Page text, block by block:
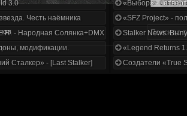
3.0
Честь наёмника
- Народная Солянка+DMX 1.3.5.ООП.МА.К.
модификации.
Сталкер» - [Last Stalker]
«Выбор» -
«SFZ Project» -
Stalker News.
«Legend Returns
Создатели «True